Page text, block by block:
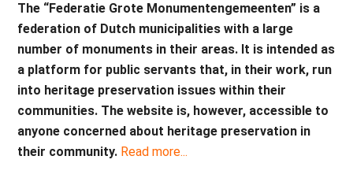
The “Federatie Grote Monumentengemeenten” is a
federation of Dutch municipalities with a large
number of monuments in their areas. It is intended as
a platform for public servants that, in their work, run
into heritage preservation issues within their
communities. The website is, however, accessible to
anyone concerned about heritage preservation in
their community. Read more...